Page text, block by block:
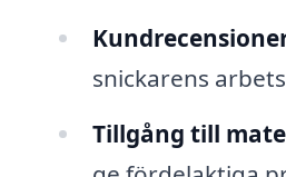
snickarens
Tillgång till